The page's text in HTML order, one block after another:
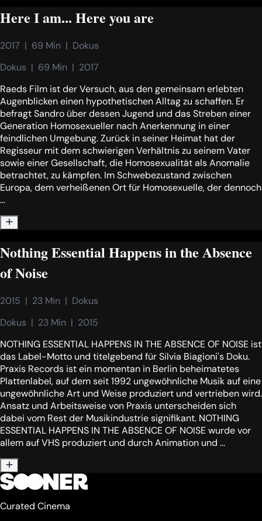
Here I am... Here you are
2017  |  69 Min  |  Dokus
Dokus  |  69 Min  |  2017
Raeds Film ist der Versuch, aus den gemeinsam erlebten
Augenblicken einen hypothetischen Alltag zu schaffen. Er
befragt Sandro über dessen Jugend und das Streben einer
Generation Homosexueller nach Anerkennung in einer
feindlichen Umgebung. Zurück in seiner Heimat hat der
Regisseur mit dem schwierigen Verhältnis zu seinem Vater
sowie einer Gesellschaft, die Homosexualität als Anomalie
betrachtet, zu kämpfen. Im Schwebezustand zwischen
Europa, dem verheißenen Ort für Homosexuelle, der dennoch
...
Nothing Essential Happens in the Absence
of Noise
2015  |  23 Min  |  Dokus
Dokus  |  23 Min  |  2015
NOTHING ESSENTIAL HAPPENS IN THE ABSENCE OF NOISE ist
das Label-Motto und titelgebend für Silvia Biagioni's Doku.
Praxis Records ist ein momentan in Berlin beheimatetes
Plattenlabel, auf dem seit 1992 ungewöhnliche Musik auf eine
ungewöhnliche Art und Weise produziert und vertrieben wird.
Ansatz und Arbeitsweise von Praxis unterscheiden sich
dabei vom Rest der Musikindustrie signifikant. NOTHING
ESSENTIAL HAPPENS IN THE ABSENCE OF NOISE wurde vor
allem auf VHS produziert und durch Animation und ...
Curated Cinema